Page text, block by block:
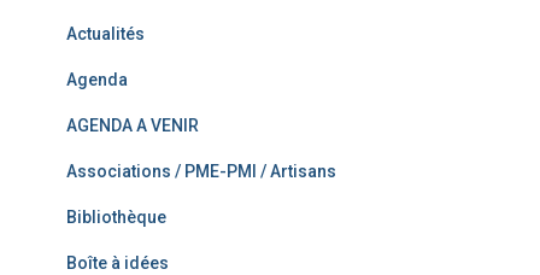
Actualités
Agenda
AGENDA A VENIR
Associations / PME-PMI / Artisans
Bibliothèque
Boîte à idées